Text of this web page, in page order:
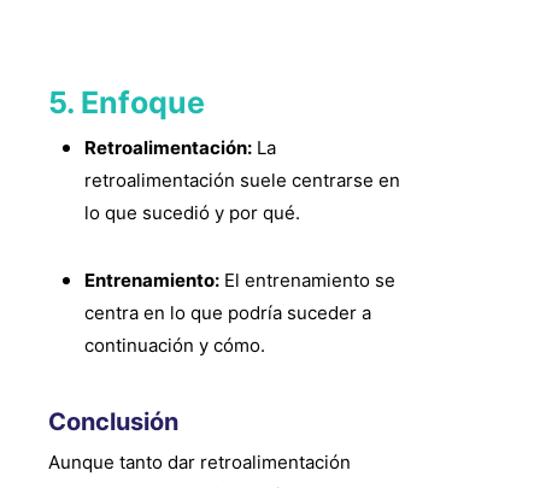
5. Enfoque
Retroalimentación: La
retroalimentación suele centrarse en
lo que sucedió y por qué.
Entrenamiento: El entrenamiento se
centra en lo que podría suceder a
continuación y cómo.
Conclusión
Aunque tanto dar retroalimentación